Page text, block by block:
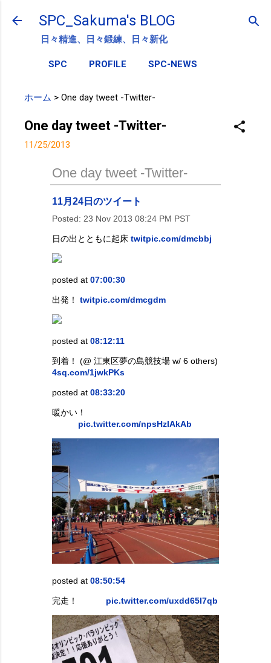
スキップしてメイン コンテンツに移動
SPC_Sakuma's BLOG
日々精進、日々鍛練、日々新化
SPC PROFILE SPC-NEWS
ホーム > One day tweet -Twitter-
One day tweet -Twitter-
11/25/2013
One day tweet -Twitter-
11月24日のツイート
Posted: 23 Nov 2013 08:24 PM PST
日の出とともに起床 twitpic.com/dmcbbj
posted at 07:00:30
出発！ twitpic.com/dmcgdm
posted at 08:12:11
到着！ (@ 江東区夢の島競技場 w/ 6 others)
4sq.com/1jwkPKs
posted at 08:33:20
暖かい！
pic.twitter.com/npsHzIAkAb
posted at 08:50:54
完走！ pic.twitter.com/uxdd65I7qb